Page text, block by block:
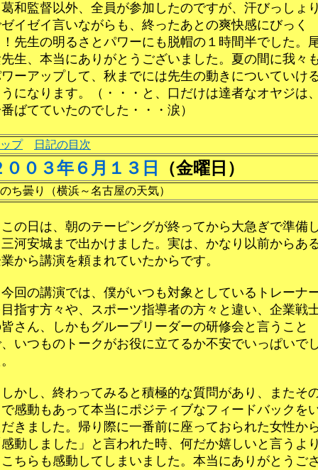
監督以外、全員が参加したのですが、汗びっしょり
イゼイ言いながらも、終ったあとの爽快感にびっく
先生の明るさとパワーにも脱帽の１時間半でした。
生、本当にありがとうございました。夏の間に我々
ーアップして、秋までには先生の動きについていけ
になります。（・・・と、口だけは達者なオヤジは、
ばてていたのでした・・・涙）
プ 日記の目次
００３年６月１３日 （金曜日）
ち曇り（横浜～名古屋の天気）
日は、朝のテーピングが終ってから大急ぎで準備し
河安城まで出かけました。実は、かなり以前からあ
から講演を頼まれていたからです。
の講演では、僕がいつも対象としているトレーナ
指す方々や、スポーツ指導者の方々と違い、企業戦
さん、しかもグループリーダーの研修会と言うこと
いつものトークがお役に立てるか不安でいっぱいでし
し、終わってみると積極的な質問があり、またそ
感動もあって本当にポジティブなフィードバックを
きました。帰り際に一番前に座っておられた女性か
動しました」と言われた時、何だか嬉しいと言うより
ちらも感動してしまいました。本当にありがとうご